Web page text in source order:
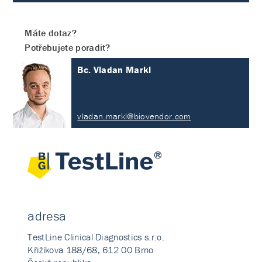
Máte dotaz?
Potřebujete poradit?
Bc. Vladan Markl
vladan.markl@biovendor.com
adresa
TestLine Clinical Diagnostics s.r.o.
Křižíkova 188/68, 612 00 Brno